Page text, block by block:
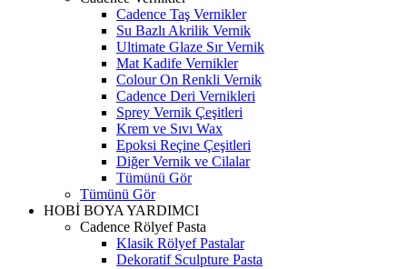
Cadence Taş Vernikler
Su Bazlı Akrilik Vernik
Ultimate Glaze Sır Vernik
Mat Kadife Vernikler
Colour On Renkli Vernik
Cadence Deri Vernikleri
Sprey Vernik Çeşitleri
Krem ve Sıvı Wax
Epoksi Reçine Çeşitleri
Diğer Vernik ve Cilalar
Tümünü Gör
Tümünü Gör
HOBİ BOYA YARDIMCI
Cadence Rölyef Pasta
Klasik Rölyef Pastalar
Dekoratif Sculpture Pasta